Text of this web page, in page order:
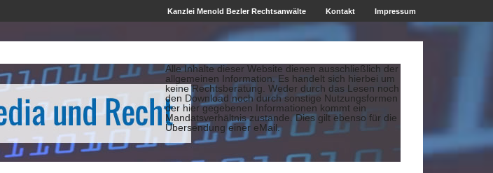
Kanzlei Menold Bezler Rechtsanwälte Kontakt Impressum
Alle Inhalte dieser Website dienen ausschließlich der
allgemeinen Information. Es handelt sich hierbei um
keine Rechtsberatung. Weder durch das Lesen noch
den Download noch durch sonstige Nutzungsformen
der hier gegebenen Informationen kommt ein
Mandatsverhältnis zustande. Dies gilt ebenso für die
Übersendung einer eMail.